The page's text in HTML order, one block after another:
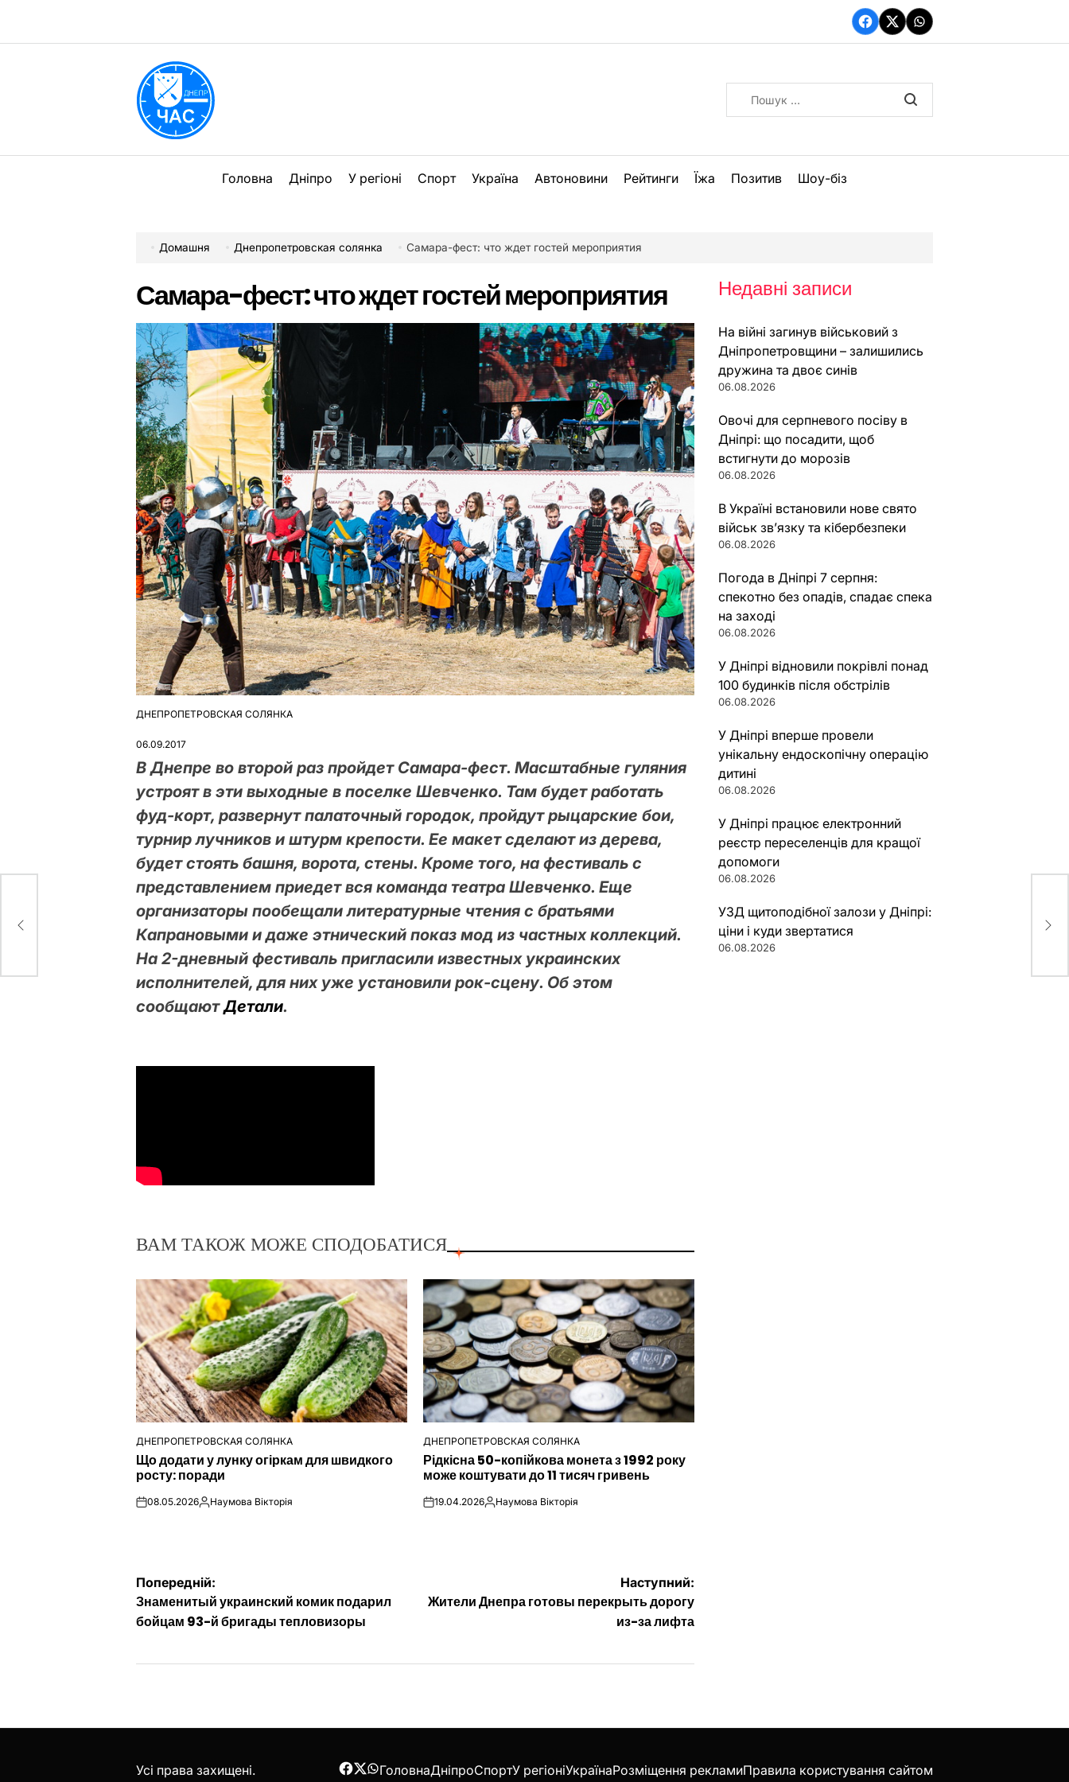
вмісту
Facebook
TwitterWhatsApp
Головна Дніпро У регіоні Спорт Україна Автоновини Рейтинги Їжа Позитив Шоу-біз
Домашня Днепропетровская солянка Самара-фест: что ждет гостей мероприятия
Самара-фест: что ждет гостей мероприятия
ОПУБЛІКУВАТИ
ДНЕПРОПЕТРОВСКАЯ СОЛЯНКА
06.09.2017
В Днепре во второй раз пройдет Самара-фест. Масштабные гуляния
устроят в эти выходные в поселке Шевченко. Там будет работать
фуд-корт, развернут палаточный городок, пройдут рыцарские бои,
турнир лучников и штурм крепости. Ее макет сделают из дерева,
будет стоять башня, ворота, стены. Кроме того, на фестиваль с
представлением приедет вся команда театра Шевченко. Еще
организаторы пообещали литературные чтения с братьями
Капрановыми и даже этнический показ мод из частных коллекций.
На 2-дневный фестиваль пригласили известных украинских
исполнителей, для них уже установили рок-сцену. Об этом
сообщаютДетали.
ВАМ ТАКОЖ МОЖЕ СПОДОБАТИСЯ
ОПУБЛІКУВАТИ
У
ДНЕПРОПЕТРОВСКАЯ СОЛЯНКА
Що додати у лунку огіркам для швидкого
росту: поради
on08.05.2026Опубліковано
Наумова Вікторія
ОПУБЛІКУВАТИ
У
ДНЕПРОПЕТРОВСКАЯ СОЛЯНКА
Рідкісна 50-копійкова монета з 1992 року
може коштувати до 11 тисяч гривень
on19.04.2026Опубліковано
Наумова Вікторія
Навігація
записів
Попередній:
Знаменитый украинский комик подарил
бойцам 93-й бригады тепловизоры
Наступний:
Жители Днепра готовы перекрыть дорогу
из-за лифта
Недавні записи
На війні загинув військовий з
Дніпропетровщини – залишились
дружина та двоє синів
06.08.2026
Овочі для серпневого посіву в
Дніпрі: що посадити, щоб
встигнути до морозів
06.08.2026
В Україні встановили нове свято
військ зв’язку та кібербезпеки
06.08.2026
Погода в Дніпрі 7 серпня:
спекотно без опадів, спадає спека
на заході
06.08.2026
У Дніпрі відновили покрівлі понад
100 будинків після обстрілів
06.08.2026
У Дніпрі вперше провели
унікальну ендоскопічну операцію
дитині
06.08.2026
У Дніпрі працює електронний
реєстр переселенців для кращої
допомоги
06.08.2026
УЗД щитоподібної залози у Дніпрі:
ціни і куди звертатися
06.08.2026
Усі права захищені.
Facebook
Twitter
WhatsApp
ГоловнаДніпроСпортУ регіоніУкраїнаРозміщення рекламиПравила користування сайтом